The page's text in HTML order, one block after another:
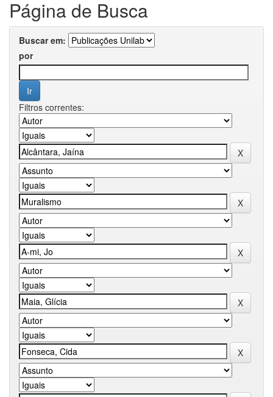
Página de Busca
Buscar em:
por
Filtros correntes: